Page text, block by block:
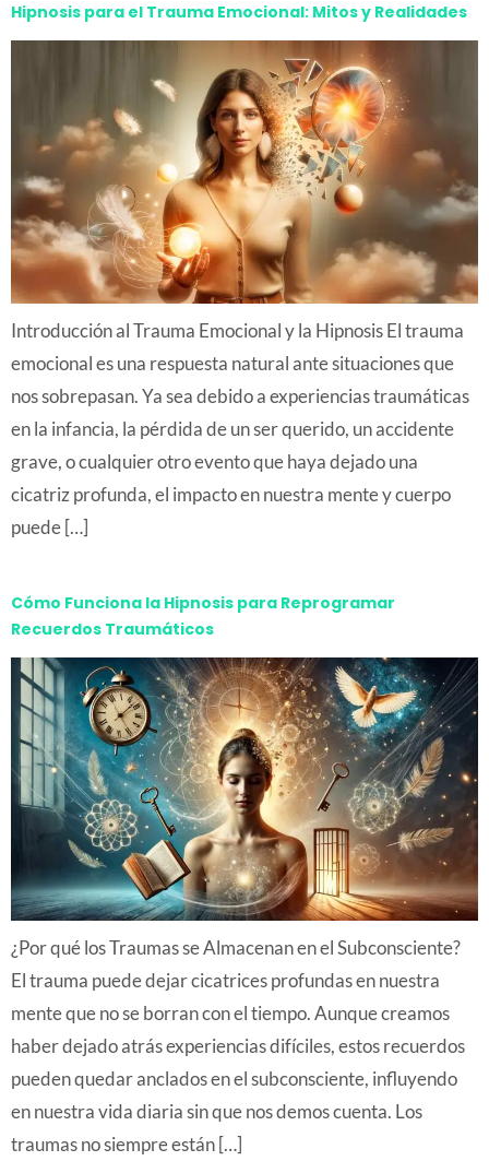
Hipnosis para el Trauma Emocional: Mitos y Realidades
Introducción al Trauma Emocional y la Hipnosis El trauma
emocional es una respuesta natural ante situaciones que
nos sobrepasan. Ya sea debido a experiencias traumáticas
en la infancia, la pérdida de un ser querido, un accidente
grave, o cualquier otro evento que haya dejado una
cicatriz profunda, el impacto en nuestra mente y cuerpo
puede […]
Cómo Funciona la Hipnosis para Reprogramar
Recuerdos Traumáticos
¿Por qué los Traumas se Almacenan en el Subconsciente?
El trauma puede dejar cicatrices profundas en nuestra
mente que no se borran con el tiempo. Aunque creamos
haber dejado atrás experiencias difíciles, estos recuerdos
pueden quedar anclados en el subconsciente, influyendo
en nuestra vida diaria sin que nos demos cuenta. Los
traumas no siempre están […]